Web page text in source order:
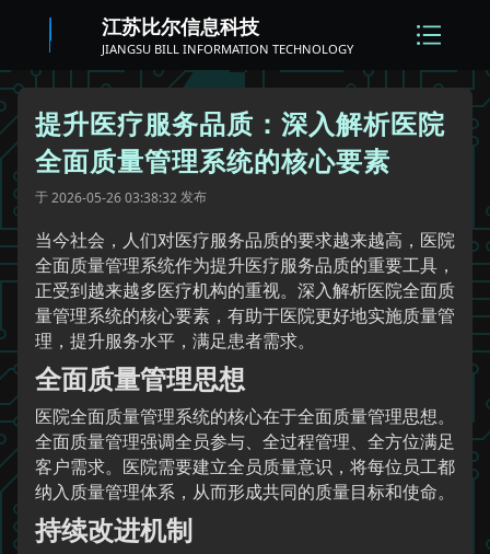
江苏比尔信息科技
JIANGSU BILL INFORMATION TECHNOLOGY
提升医疗服务品质：深入解析医院
全面质量管理系统的核心要素
于2026-05-26 03:38:32发布
当今社会，人们对医疗服务品质的要求越来越高，医院
全面质量管理系统作为提升医疗服务品质的重要工具，
正受到越来越多医疗机构的重视。深入解析医院全面质
量管理系统的核心要素，有助于医院更好地实施质量管
理，提升服务水平，满足患者需求。
全面质量管理思想
医院全面质量管理系统的核心在于全面质量管理思想。
全面质量管理强调全员参与、全过程管理、全方位满足
客户需求。医院需要建立全员质量意识，将每位员工都
纳入质量管理体系，从而形成共同的质量目标和使命。
持续改进机制